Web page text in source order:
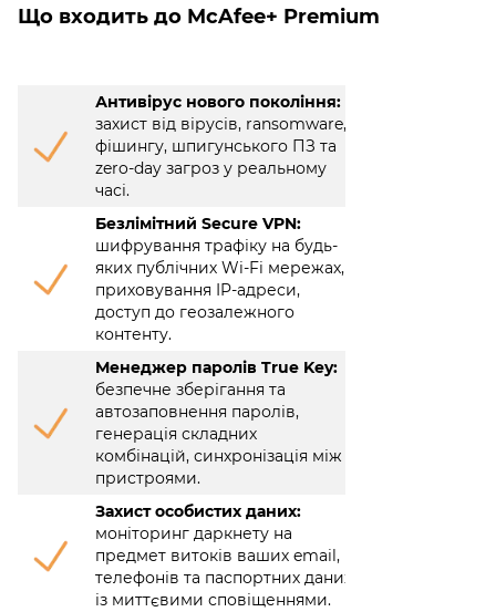
Що входить до McAfee+ Premium
Антивірус нового покоління:
захист від вірусів, ransomware,
фішингу, шпигунського ПЗ та
zero-day загроз у реальному
часі.
Безлімітний Secure VPN:
шифрування трафіку на будь-
яких публічних Wi-Fi мережах,
приховування IP-адреси,
доступ до геозалежного
контенту.
Менеджер паролів True Key:
безпечне зберігання та
автозаповнення паролів,
генерація складних
комбінацій, синхронізація між
пристроями.
Захист особистих даних:
моніторинг даркнету на
предмет витоків ваших email,
телефонів та паспортних даних
із миттєвими сповіщеннями.